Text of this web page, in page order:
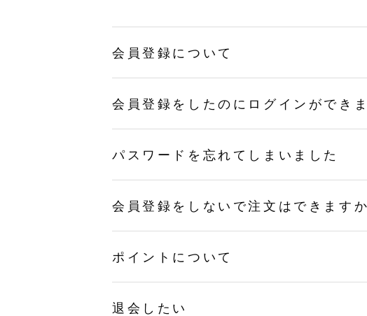
会員登録について
会員登録をしたのにログインができ
パスワードを忘れてしまいました
会員登録をしないで注文はできますか
ポイントについて
退会したい